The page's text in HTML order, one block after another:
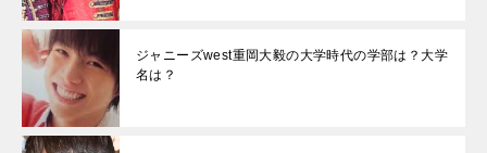
ジャニーズwest重岡大毅の大学時代の学部は？大学
名は？